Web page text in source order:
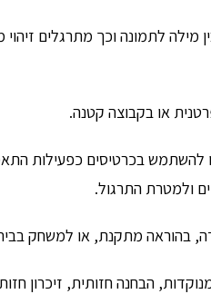
לתמונה וכך מתרגלים זיהוי
או בקבוצה קטנה.
להשתמש בכרטיסים כפעילות
ולמטרת התרגול.
בהוראה מתקנת, או למשחק
מנוקדות, הבחנה חזותית, זיכרון